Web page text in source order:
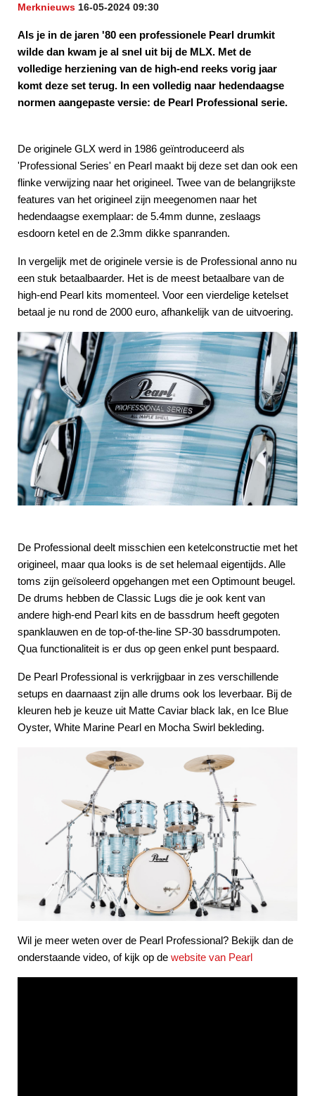
Merknieuws 16-05-2024 09:30
Als je in de jaren '80 een professionele Pearl drumkit
wilde dan kwam je al snel uit bij de MLX. Met de
volledige herziening van de high-end reeks vorig jaar
komt deze set terug. In een volledig naar hedendaagse
normen aangepaste versie: de Pearl Professional serie.
De originele GLX werd in 1986 geïntroduceerd als
'Professional Series' en Pearl maakt bij deze set dan ook een
flinke verwijzing naar het origineel. Twee van de belangrijkste
features van het origineel zijn meegenomen naar het
hedendaagse exemplaar: de 5.4mm dunne, zeslaags
esdoorn ketel en de 2.3mm dikke spanranden.
In vergelijk met de originele versie is de Professional anno nu
een stuk betaalbaarder. Het is de meest betaalbare van de
high-end Pearl kits momenteel. Voor een vierdelige ketelset
betaal je nu rond de 2000 euro, afhankelijk van de uitvoering.
De Professional deelt misschien een ketelconstructie met het
origineel, maar qua looks is de set helemaal eigentijds. Alle
toms zijn geïsoleerd opgehangen met een Optimount beugel.
De drums hebben de Classic Lugs die je ook kent van
andere high-end Pearl kits en de bassdrum heeft gegoten
spanklauwen en de top-of-the-line SP-30 bassdrumpoten.
Qua functionaliteit is er dus op geen enkel punt bespaard.
De Pearl Professional is verkrijgbaar in zes verschillende
setups en daarnaast zijn alle drums ook los leverbaar. Bij de
kleuren heb je keuze uit Matte Caviar black lak, en Ice Blue
Oyster, White Marine Pearl en Mocha Swirl bekleding.
Wil je meer weten over de Pearl Professional? Bekijk dan de
onderstaande video, of kijk op de website van Pearl